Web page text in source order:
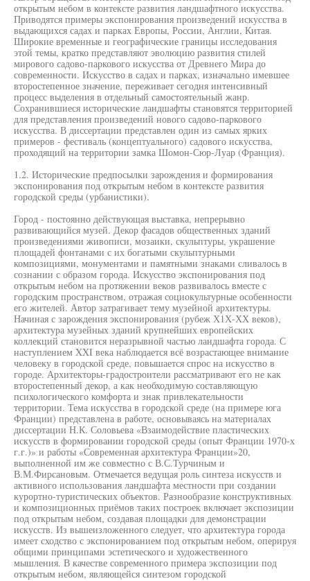
открытым небом в контексте развития ландшафтного искусства.
Приводятся примеры экспонирования произведений искусства в
выдающихся садах и парках Европы, России, Англии, Китая.
Широкие временные и географические границы исследования
этой темы, кратко представляют эволюцию развития стилей
мирового садово-паркового искусства от Древнего Мира до
современности. Искусство в садах и парках, изначально имевшее
второстепенное значение, переживает сегодня интенсивный
процесс выделения в отдельный самостоятельный жанр.
Сохранившиеся исторические ландшафты становятся территорией
для представления произведений нового садово-паркового
искусства. В диссертации представлен один из самых ярких
примеров - фестиваль (концептуального) садового искусства,
проходящий на территории замка Шомон-Сюр-Луар (Франция).
1.2. Исторические предпосылки зарождения и формирования
экспонирования под открытым небом в контексте развития
городской среды (урбанистики).
Город - постоянно действующая выставка, непрерывно
развивающийся музей. Декор фасадов общественных зданий
произведениями живописи, мозаики, скульптуры, украшение
площадей фонтанами с их богатыми скульптурными
композициями, монументами и памятными знаками сливалось в
сознании с образом города. Искусство экспонирования под
открытым небом на протяжении веков развивалось вместе с
городским пространством, отражая социокультурные особенности
его жителей. Автор затрагивает тему музейной архитектуры.
Начиная с зарождения экспонирования (рубеж Х1Х-ХХ веков),
архитектура музейных зданий крупнейших европейских
коллекций становится неразрывной частью ландшафта города. С
наступлением XXI века наблюдается всё возрастающее внимание
человеку в городской среде, повышается спрос на искусство в
городе. Архитекторы-градостроители рассматривают его не как
второстепенный декор, а как необходимую составляющую
психологического комфорта и знак привлекательности
территории. Тема искусства в городской среде (на примере юга
Франции) представлена в работе, основываясь на материалах
диссертации Н.К. Соловьева «Взаимодействие пластических
искусств в формировании городской среды (опыт Франции 1970-х
г.г.)» и работы «Современная архитектура Франции»20,
выполненной им же совместно с В.С.Турчиным и
В.М.Фирсановым. Отмечается ведущая роль синтеза искусств и
активного использования ландшафта местности при создании
курортно-туристических объектов. Разнообразие конструктивных
и композиционных приёмов таких построек включает экспозиции
под открытым небом, создавая площадки для демонстрации
искусств. Из вышеизложенного следует, что архитектура города
имеет сходство с экспонированием под открытым небом, оперируя
общими принципами эстетического и художественного
мышления. В качестве современного примера экспозиции под
открытым небом, являющейся синтезом городской